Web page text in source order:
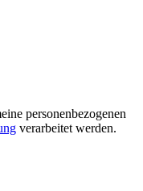
personenbezogenen
verarbeitet werden.